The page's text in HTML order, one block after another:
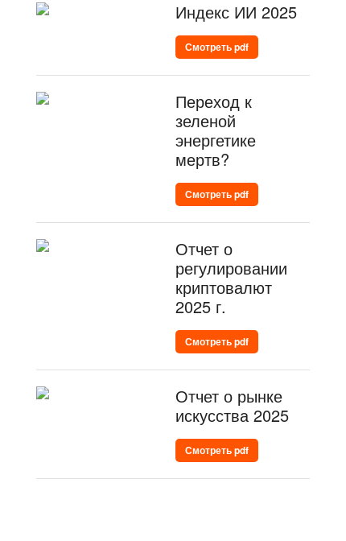
Индекс ИИ 2025
Смотреть pdf
Переход к
зеленой
энергетике
мертв?
Смотреть pdf
Отчет о
регулировании
криптовалют
2025 г.
Смотреть pdf
Отчет о рынке
искусства 2025
Смотреть pdf